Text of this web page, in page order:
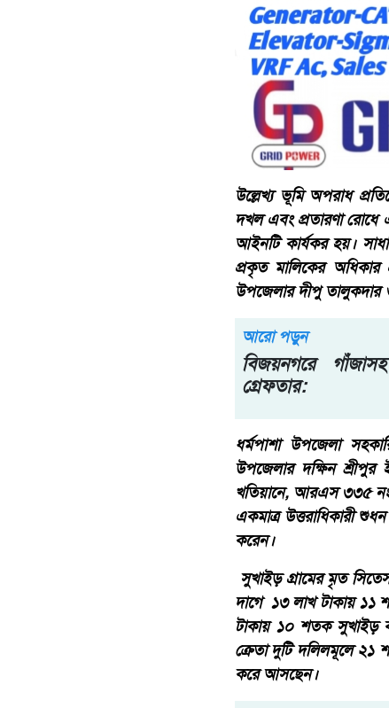
উল্লেখ্য ভূমি অপরাধ
দখল এবং প্রতারণা রোধে
আইনটি কার্যকর হয়।
প্রকৃত মালিকের
উপজেলার দীপু তালুকদার
আরো পড়ুন
বিজয়নগরে
গ্রেফতার:
ধর্মপাশা উপজেলা
উপজেলার দক্ষিন
খতিয়ানে, আরএস ৩৩৫
একমাত্র উত্তরাধিকারী
করেন।
সুখাইড় গ্রামের মৃত
দাগে ১৩ লাখ টাকায়
টাকায় ১০ শতক সুখাইড়
ক্রেতা দুটি দলিলমূলে ২১
করে আসছেন।